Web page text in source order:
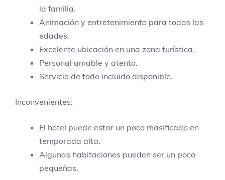
la familia.
Animación y entretenimiento para todas las
edades.
Excelente ubicación en una zona turística.
Personal amable y atento.
Servicio de todo incluido disponible.
Inconvenientes:
El hotel puede estar un poco masificado en
temporada alta.
Algunas habitaciones pueden ser un poco
pequeñas.